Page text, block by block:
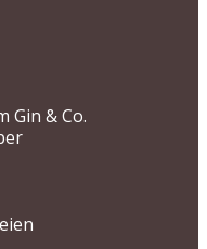
Gin & Co.